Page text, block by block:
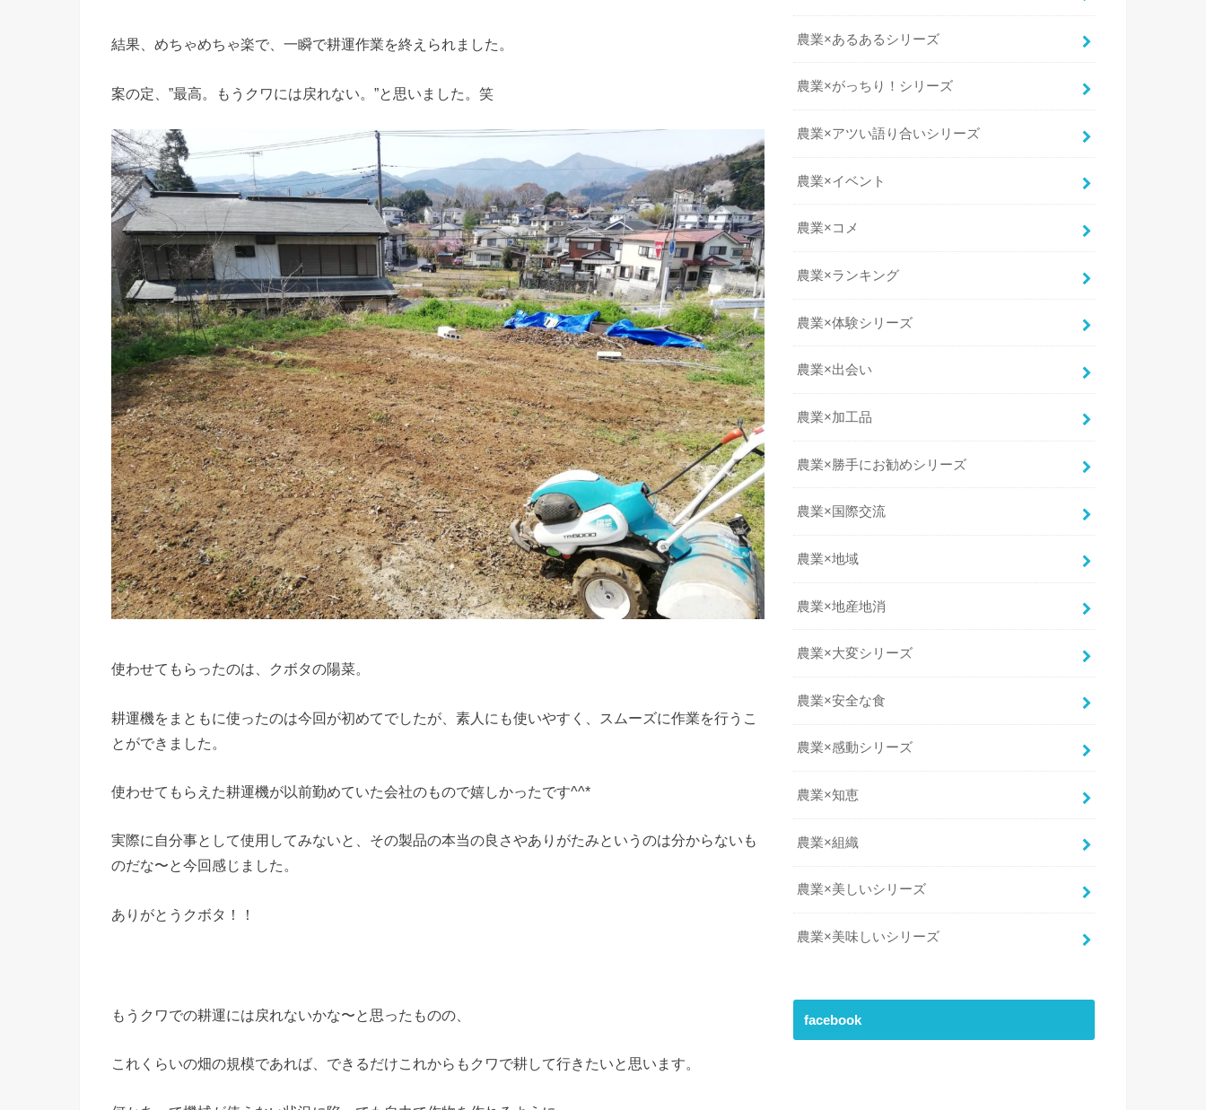
結果、めちゃめちゃ楽で、一瞬で耕運作業を終えられました。
案の定、”最高。もうクワには戻れない。”と思いました。笑
使わせてもらったのは、クボタの陽菜。
耕運機をまともに使ったのは今回が初めてでしたが、素人にも使いやすく、スムーズに作業を行うこ
とができました。
使わせてもらえた耕運機が以前勤めていた会社のもので嬉しかったです^^*
実際に自分事として使用してみないと、その製品の本当の良さやありがたみというのは分からないも
のだな〜と今回感じました。
ありがとうクボタ！！
もうクワでの耕運には戻れないかな〜と思ったものの、
これくらいの畑の規模であれば、できるだけこれからもクワで耕して行きたいと思います。
農業×あるあるシリーズ
農業×がっちり！シリーズ
農業×アツい語り合いシリーズ
農業×イベント
農業×コメ
農業×ランキング
農業×体験シリーズ
農業×出会い
農業×加工品
農業×勝手にお勧めシリーズ
農業×国際交流
農業×地域
農業×地産地消
農業×大変シリーズ
農業×安全な食
農業×感動シリーズ
農業×知恵
農業×組織
農業×美しいシリーズ
農業×美味しいシリーズ
facebook